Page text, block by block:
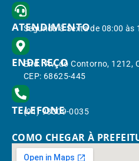
ATENDIMENTO
Segunda à Sexta de 08:00 às
ENDEREÇO
End.: Av. do Contorno, 1212,
CEP: 68625-445
TELEFONE
(91) 98309-0035
COMO CHEGAR À